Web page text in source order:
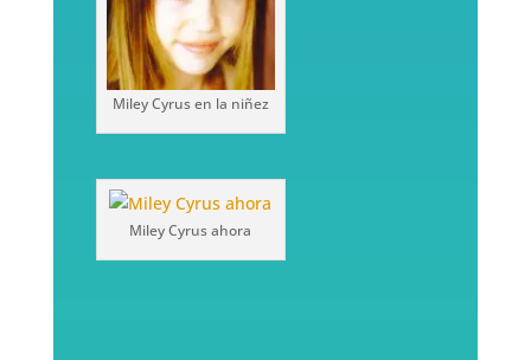
Miley Cyrus en la niñez
Miley Cyrus ahora